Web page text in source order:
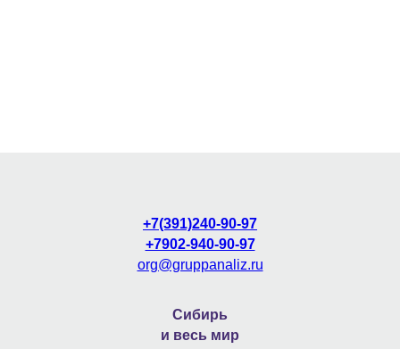
+7(391)240-90-97
+7902-940-90-97
org@gruppanaliz.ru
Сибирь
и весь мир